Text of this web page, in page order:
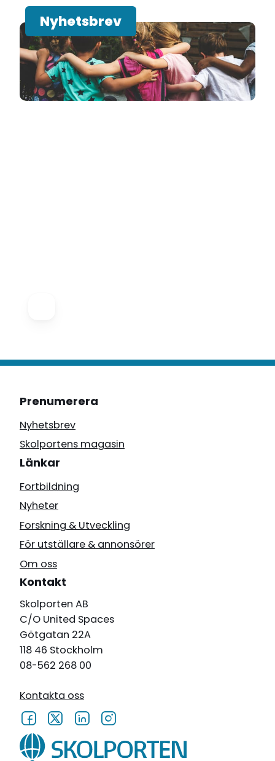
Nyhetsbrev
Prenumerera
Nyhetsbrev
Skolportens magasin
Länkar
Fortbildning
Nyheter
Forskning & Utveckling
För utställare & annonsörer
Om oss
Kontakt
Skolporten AB
C/O United Spaces
Götgatan 22A
118 46 Stockholm
08-562 268 00
Kontakta oss